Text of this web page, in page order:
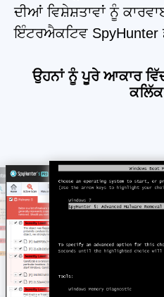
ਦੀਆਂ ਵਿਸ਼ੇਸ਼ਤਾਵਾਂ ਨੂੰ
ਇੰਟਰਐਕਟਿਵ SpyHunter
ਉਹਨਾਂ ਨੂੰ ਪੂਰੇ ਆਕਾਰ